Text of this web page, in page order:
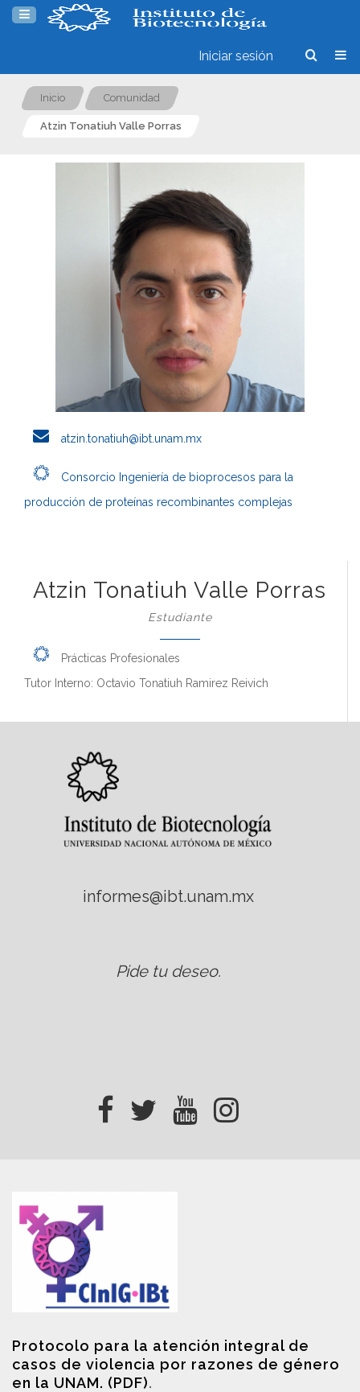
Iniciar sesión
Inicio Comunidad
Atzin Tonatiuh Valle Porras
atzin.tonatiuh@ibt.unam.mx
Consorcio Ingeniería de bioprocesos para la
producción de proteínas recombinantes complejas
Atzin Tonatiuh Valle Porras
Estudiante
Prácticas Profesionales
Tutor Interno: Octavio Tonatiuh Ramirez Reivich
informes@ibt.unam.mx
Pide tu deseo.
Protocolo para la atención integral de
casos de violencia por razones de género
en la UNAM. (PDF).